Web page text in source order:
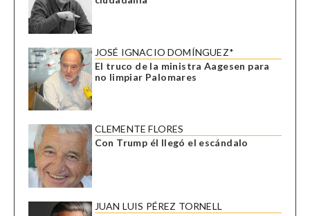
JOSÉ IGNACIO DOMÍNGUEZ*
El truco de la ministra Aagesen para
no limpiar Palomares
CLEMENTE FLORES
Con Trump él llegó el escándalo
JUAN LUIS PÉREZ TORNELL